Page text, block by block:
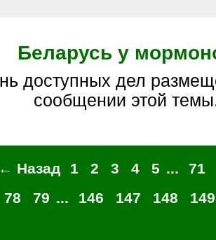
Беларусь у
сообщении этой
← Назад 1 2 3 4 5 ...
71
78 79 ... 146 147 148
149